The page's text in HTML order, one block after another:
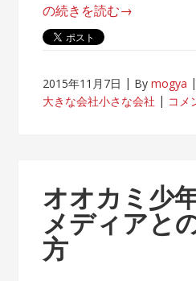
“帰
属
が
客
先
常
駐
の続きを読む→
2015年11月7日 Bymogya
大きな会社小さな会社
コメ
オオカミ少
メディアと
方